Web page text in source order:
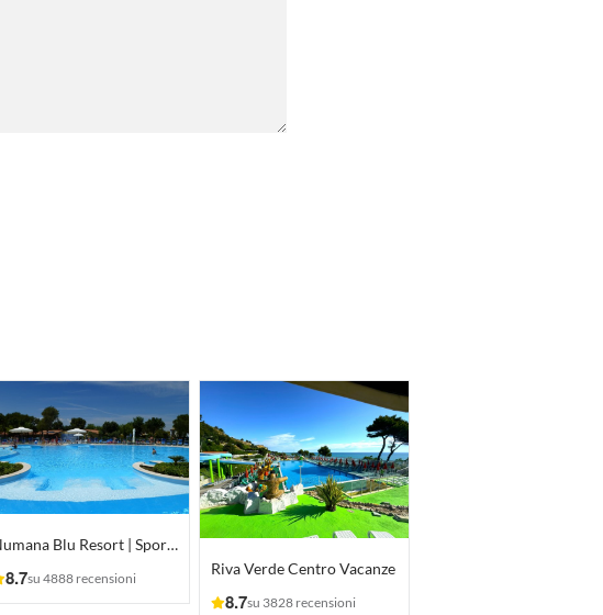
Numana Blu Resort | Sport • Fun • Kids
8.7su 4888 recensioni
Riva Verde Centro Vacanze
8.7su 3828 recensioni